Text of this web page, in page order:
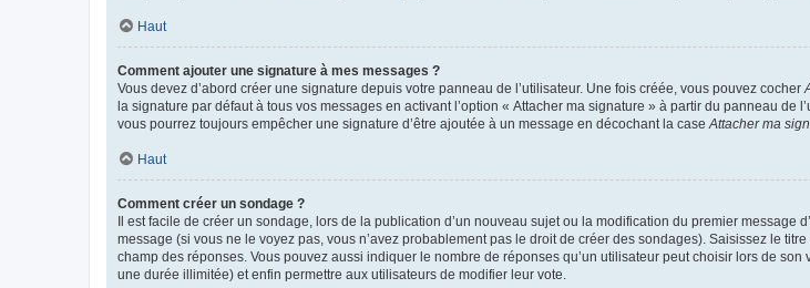
Haut
Comment ajouter une signature à mes messages ?
Vous devez d’abord créer une signature depuis votre panneau de l’utilisateur. Une fois créée, vous pouvez cocher
la signature par défaut à tous vos messages en activant l’option « Attacher ma signature » à partir du panneau de
vous pourrez toujours empêcher une signature d’être ajoutée à un message en décochant la case Attacher ma
Haut
Comment créer un sondage ?
Il est facile de créer un sondage, lors de la publication d’un nouveau sujet ou la modification du premier message
message (si vous ne le voyez pas, vous n’avez probablement pas le droit de créer des sondages). Saisissez le
champ des réponses. Vous pouvez aussi indiquer le nombre de réponses qu’un utilisateur peut choisir lors de
une durée illimitée) et enfin permettre aux utilisateurs de modifier leur vote.